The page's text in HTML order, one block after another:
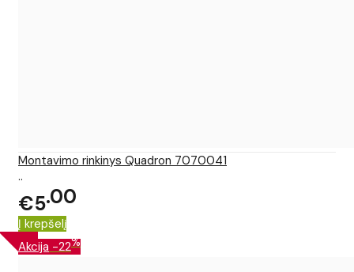
Montavimo rinkinys Quadron 7070041
..
€500
Į krepšelį
Akcija -22%